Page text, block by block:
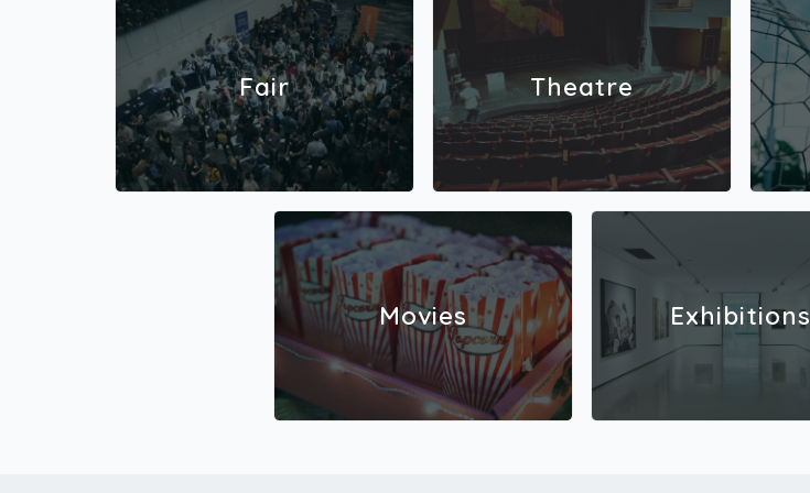
Fair Theatre
Movies Exhibitions